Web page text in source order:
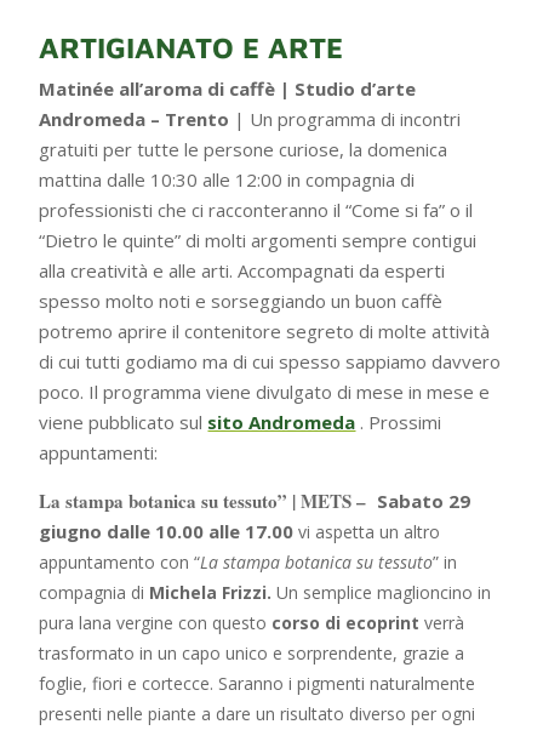
ARTIGIANATO E ARTE
Matinée all’aroma di caffè | Studio d’arte
Andromeda – Trento | Un programma di incontri
gratuiti per tutte le persone curiose, la domenica
mattina dalle 10:30 alle 12:00 in compagnia di
professionisti che ci racconteranno il “Come si fa” o il
“Dietro le quinte” di molti argomenti sempre contigui
alla creatività e alle arti.Accompagnati da esperti
spesso molto noti e sorseggiando un buon caffè
potremo aprire il contenitore segreto di molte attività
di cui tutti godiamo ma di cui spesso sappiamo davvero
poco. Il programma viene divulgato di mese in mese e
viene pubblicato sul sito Andromeda . Prossimi
appuntamenti:
La stampa botanica su tessuto” | METS – Sabato 29
giugno dalle 10.00 alle 17.00 vi aspetta un altro
appuntamento con “La stampa botanica su tessuto” in
compagnia di Michela Frizzi.Un semplice maglioncino in
pura lana vergine con questo corso di ecoprint verrà
trasformato in un capo unico e sorprendente, grazie a
foglie, fiori e cortecce. Saranno i pigmenti naturalmente
presenti nelle piante a dare un risultato diverso per ogni